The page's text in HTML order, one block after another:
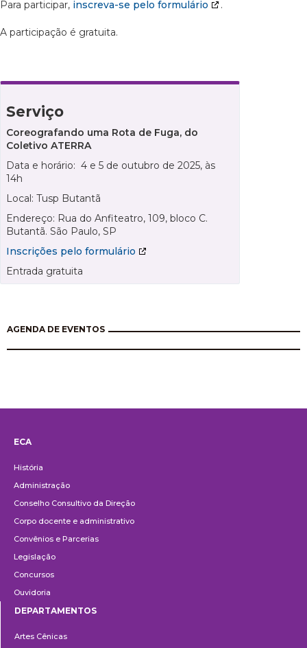
Para participar, inscreva-se pelo formulário .
A participação é gratuita.
Serviço
Coreografando uma Rota de Fuga, do
Coletivo ATERRA
Data e horário: 4 e 5 de outubro de 2025, às
14h
Local: Tusp Butantã
Endereço: Rua do Anfiteatro, 109, bloco C.
Butantã. São Paulo, SP
Inscrições pelo formulário
Entrada gratuita
AGENDA DE EVENTOS
ECA
História
Administração
Conselho Consultivo da Direção
Corpo docente e administrativo
Convênios e Parcerias
Legislação
Concursos
Ouvidoria
DEPARTAMENTOS
Artes Cênicas